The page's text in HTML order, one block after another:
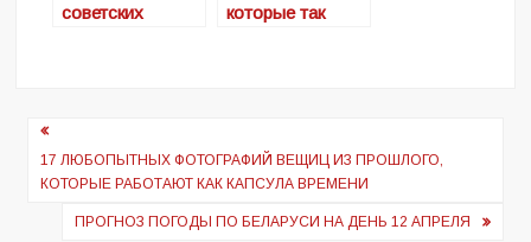
советских
которые так
помощью
пластической
хирургии
Навигация
по
записям
17 ЛЮБОПЫТНЫХ ФОТОГРАФИЙ ВЕЩИЦ ИЗ ПРОШЛОГО,
КОТОРЫЕ РАБОТАЮТ КАК КАПСУЛА ВРЕМЕНИ
ПРОГНОЗ ПОГОДЫ ПО БЕЛАРУСИ НА ДЕНЬ 12 АПРЕЛЯ